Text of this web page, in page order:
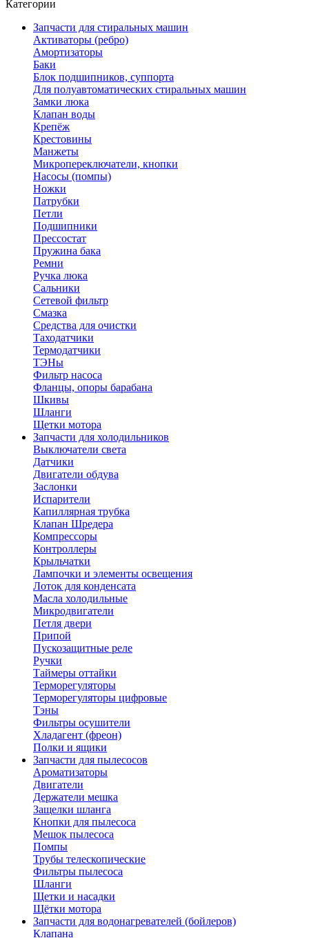
Категории
Запчасти для стиральных машин
Активаторы (ребро)
Амортизаторы
Баки
Блок подшипников, суппорта
Для полуавтоматических стиральных машин
Замки люка
Клапан воды
Крепёж
Крестовины
Манжеты
Микропереключатели, кнопки
Насосы (помпы)
Ножки
Патрубки
Петли
Подшипники
Прессостат
Пружина бака
Ремни
Ручка люка
Сальники
Сетевой фильтр
Смазка
Средства для очистки
Таходатчики
Термодатчики
ТЭНы
Фильтр насоса
Фланцы, опоры барабана
Шкивы
Шланги
Щетки мотора
Запчасти для холодильников
Выключатели света
Датчики
Двигатели обдува
Заслонки
Испарители
Капиллярная трубка
Клапан Шредера
Компрессоры
Контроллеры
Крыльчатки
Лампочки и элементы освещения
Лоток для конденсата
Масла холодильные
Микродвигатели
Петля двери
Припой
Пускозащитные реле
Ручки
Таймеры оттайки
Терморегуляторы
Терморегуляторы цифровые
Тэны
Фильтры осушители
Хладагент (фреон)
Полки и ящики
Запчасти для пылесосов
Ароматизаторы
Двигатели
Держатели мешка
Защелки шланга
Кнопки для пылесоса
Мешок пылесоса
Помпы
Трубы телескопические
Фильтры пылесоса
Шланги
Щетки и насадки
Щётки мотора
Запчасти для водонагревателей (бойлеров)
Клапана